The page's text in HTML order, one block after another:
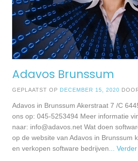
Adavos Brunssum
GEPLAATST OP DECEMBER 15, 2020
Adavos in Brunssum Akerstraat 7 /C
ons op: 045-5253494 Meer informatie
naar: info@adavos.net Wat doen
op de website van Adavos in Brunssum
en verkopen software bedrijven ...